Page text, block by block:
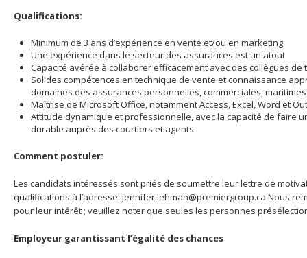
Qualifications:
Minimum de 3 ans d’expérience en vente et/ou en marketing
Une expérience dans le secteur des assurances est un atout
Capacité avérée à collaborer efficacement avec des collègues
Solides compétences en technique de vente et connaissance
domaines des assurances personnelles, commerciales,
Maîtrise de Microsoft Office, notamment Access, Excel, Word et
Attitude dynamique et professionnelle, avec la capacité de faire
durable auprès des courtiers et agents
Comment postuler:
Les candidats intéressés sont priés de soumettre leur lettre de
qualifications à l’adresse: jennifer.lehman@premiergroup.ca Nous
pour leur intérêt ; veuillez noter que seules les personnes
Employeur garantissant l’égalité des chances